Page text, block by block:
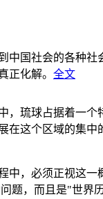
中国社会的各种
正化解。 全文
，琉球占据着一
这个区域的集中
中，必须正视这
题，而且是"世